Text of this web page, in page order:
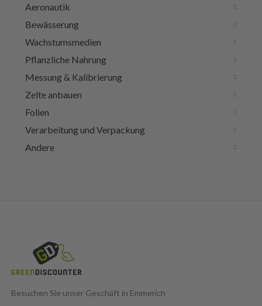
Aeronautik
Bewässerung
Wachstumsmedien
Pflanzliche Nahrung
Messung & Kalibrierung
Zelte anbauen
Folien
Verarbeitung und Verpackung
Andere
Besuchen Sie unser Geschäft in Emmerich